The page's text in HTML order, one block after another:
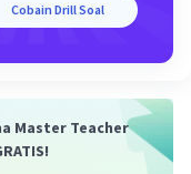
Cobain Drill Soal
Master Teacher